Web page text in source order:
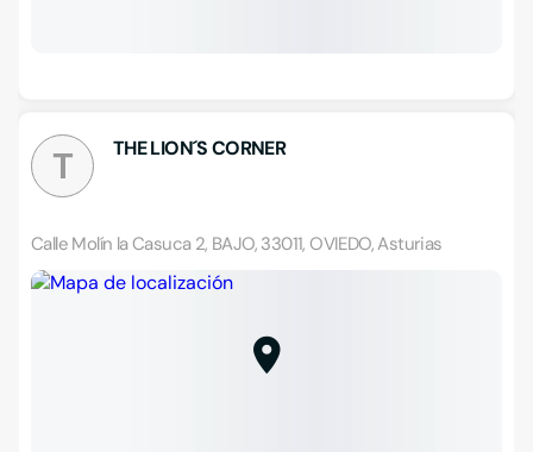
T THE LION´S CORNER
Calle Molín la Casuca 2, BAJO, 33011, OVIEDO, Asturias